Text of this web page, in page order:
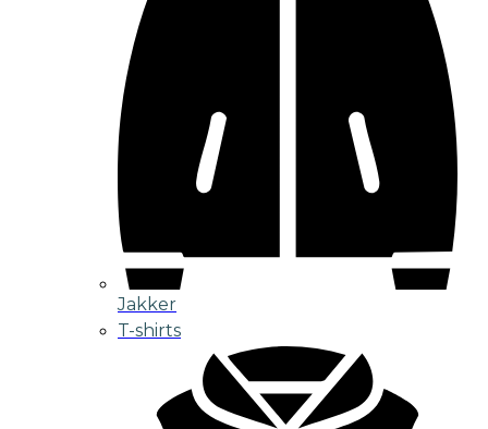
Jakker
T-shirts